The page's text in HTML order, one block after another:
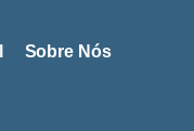
Sobre Nós